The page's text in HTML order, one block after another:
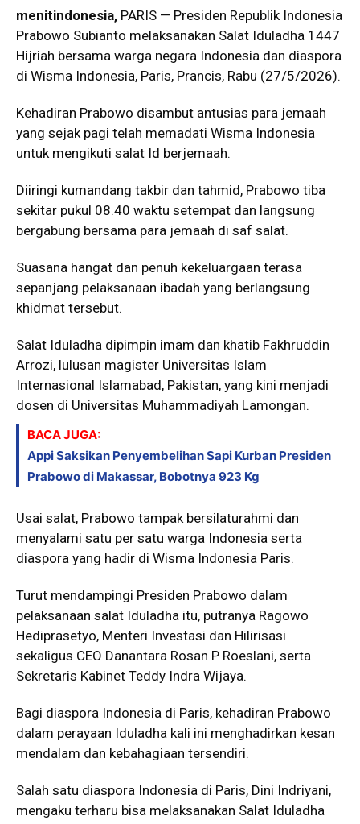
menitindonesia, PARIS — Presiden Republik Indonesia
Prabowo Subianto melaksanakan Salat Iduladha 1447
Hijriah bersama warga negara Indonesia dan diaspora
di Wisma Indonesia, Paris, Prancis, Rabu (27/5/2026).
Kehadiran Prabowo disambut antusias para jemaah
yang sejak pagi telah memadati Wisma Indonesia
untuk mengikuti salat Id berjemaah.
Diiringi kumandang takbir dan tahmid, Prabowo tiba
sekitar pukul 08.40 waktu setempat dan langsung
bergabung bersama para jemaah di saf salat.
Suasana hangat dan penuh kekeluargaan terasa
sepanjang pelaksanaan ibadah yang berlangsung
khidmat tersebut.
Salat Iduladha dipimpin imam dan khatib Fakhruddin
Arrozi, lulusan magister Universitas Islam
Internasional Islamabad, Pakistan, yang kini menjadi
dosen di Universitas Muhammadiyah Lamongan.
BACA JUGA:
Appi Saksikan Penyembelihan Sapi Kurban Presiden
Prabowo di Makassar, Bobotnya 923 Kg
Usai salat, Prabowo tampak bersilaturahmi dan
menyalami satu per satu warga Indonesia serta
diaspora yang hadir di Wisma Indonesia Paris.
Turut mendampingi Presiden Prabowo dalam
pelaksanaan salat Iduladha itu, putranya Ragowo
Hediprasetyo, Menteri Investasi dan Hilirisasi
sekaligus CEO Danantara Rosan P Roeslani, serta
Sekretaris Kabinet Teddy Indra Wijaya.
Bagi diaspora Indonesia di Paris, kehadiran Prabowo
dalam perayaan Iduladha kali ini menghadirkan kesan
mendalam dan kebahagiaan tersendiri.
Salah satu diaspora Indonesia di Paris, Dini Indriyani,
mengaku terharu bisa melaksanakan Salat Iduladha